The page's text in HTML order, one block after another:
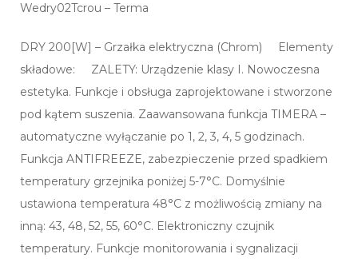
Wedry02Tcrou – Terma
DRY 200[W] – Grzałka elektryczna (Chrom) Elementy
składowe: ZALETY: Urządzenie klasy I. Nowoczesna
estetyka. Funkcje i obsługa zaprojektowane i stworzone
pod kątem suszenia. Zaawansowana funkcja TIMERA –
automatyczne wyłączanie po 1, 2, 3, 4, 5 godzinach.
Funkcja ANTIFREEZE, zabezpieczenie przed spadkiem
temperatury grzejnika poniżej 5-7°C. Domyślnie
ustawiona temperatura 48°C z możliwością zmiany na
inną: 43, 48, 52, 55, 60°C. Elektroniczny czujnik
temperatury. Funkcje monitorowania i sygnalizacji